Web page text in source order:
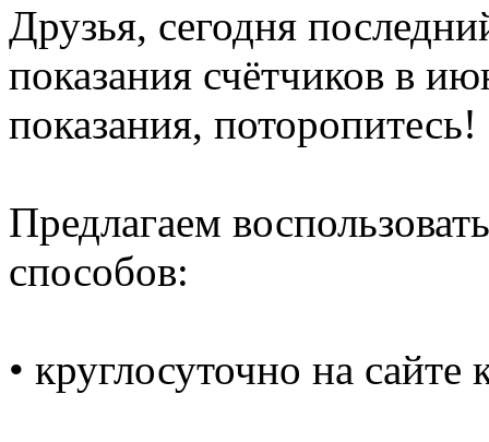
Друзья, сегодня
показания счётчиков в
показания, поторопитесь!
Предлагаем
способов:
• круглосуточно на